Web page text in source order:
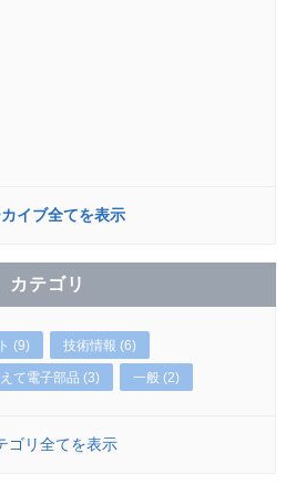
イブ全てを表示
カテゴリ
(9) 技術情報 (6)
て電子部品 (3) 一般 (2)
ゴリ全てを表示